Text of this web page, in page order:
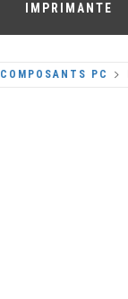
IMPRIMANTE
COMPOSANTS PC